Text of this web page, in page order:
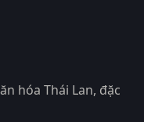
hóa Thái Lan, đặc